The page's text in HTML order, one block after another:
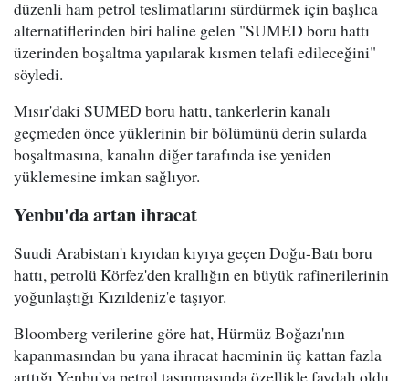
düzenli ham petrol teslimatlarını sürdürmek için başlıca
alternatiflerinden biri haline gelen "SUMED boru hattı
üzerinden boşaltma yapılarak kısmen telafi edileceğini"
söyledi.
Mısır'daki SUMED boru hattı, tankerlerin kanalı
geçmeden önce yüklerinin bir bölümünü derin sularda
boşaltmasına, kanalın diğer tarafında ise yeniden
yüklemesine imkan sağlıyor.
Yenbu'da artan ihracat
Suudi Arabistan'ı kıyıdan kıyıya geçen Doğu-Batı boru
hattı, petrolü Körfez'den krallığın en büyük rafinerilerinin
yoğunlaştığı Kızıldeniz'e taşıyor.
Bloomberg verilerine göre hat, Hürmüz Boğazı'nın
kapanmasından bu yana ihracat hacminin üç kattan fazla